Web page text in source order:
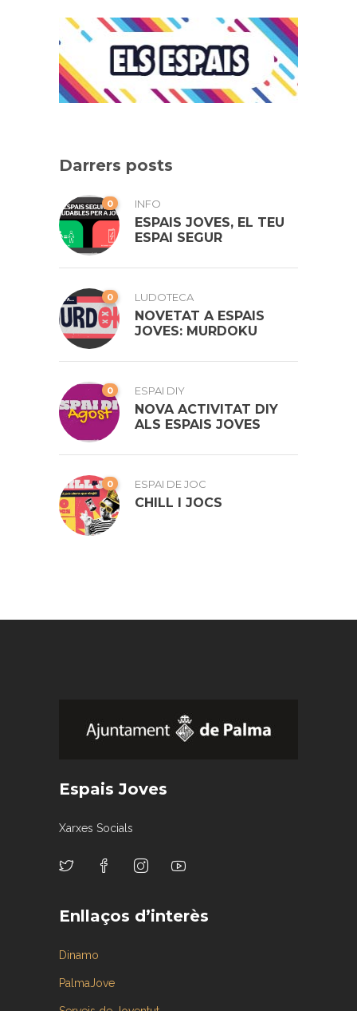
Darrers posts
0 INFO
ESPAIS JOVES, EL TEU
ESPAI SEGUR
0 LUDOTECA
NOVETAT A ESPAIS
JOVES: MURDOKU
0 ESPAI DIY
NOVA ACTIVITAT DIY
ALS ESPAIS JOVES
0 ESPAI DE JOC
CHILL I JOCS
Espais Joves
Xarxes Socials
Enllaços d’interès
Dinamo
PalmaJove